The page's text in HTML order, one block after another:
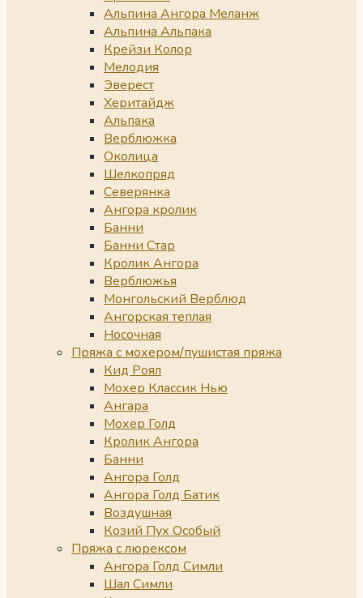
Альпина Ангора Меланж
Альпина Альпака
Крейзи Колор
Мелодия
Эверест
Херитайдж
Альпака
Верблюжка
Околица
Шелкопряд
Северянка
Ангора кролик
Банни
Банни Стар
Кролик Ангора
Верблюжья
Монгольский Верблюд
Ангорская теплая
Носочная
Пряжа с мохером/пушистая пряжа
Кид Роял
Мохер Классик Нью
Ангара
Мохер Голд
Кролик Ангора
Банни
Ангора Голд
Ангора Голд Батик
Воздушная
Козий Пух Особый
Пряжа с люрексом
Ангора Голд Симли
Шал Симли